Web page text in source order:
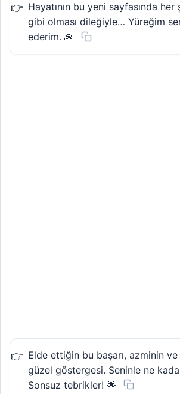
Hayatının bu yeni sayfasında
gibi olması dileğiyle… Yüreğim
ederim. 🙏
Elde ettiğin bu başarı, azminin ve
güzel göstergesi. Seninle ne
Sonsuz tebrikler! 🌟